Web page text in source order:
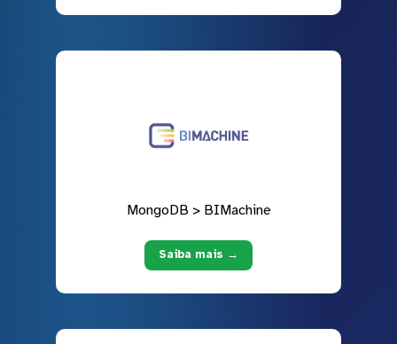
MongoDB > BIMachine
Saiba mais →